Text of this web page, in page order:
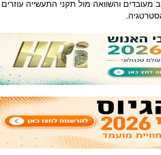
והשוואה מול תקני התעשייה עוזרים